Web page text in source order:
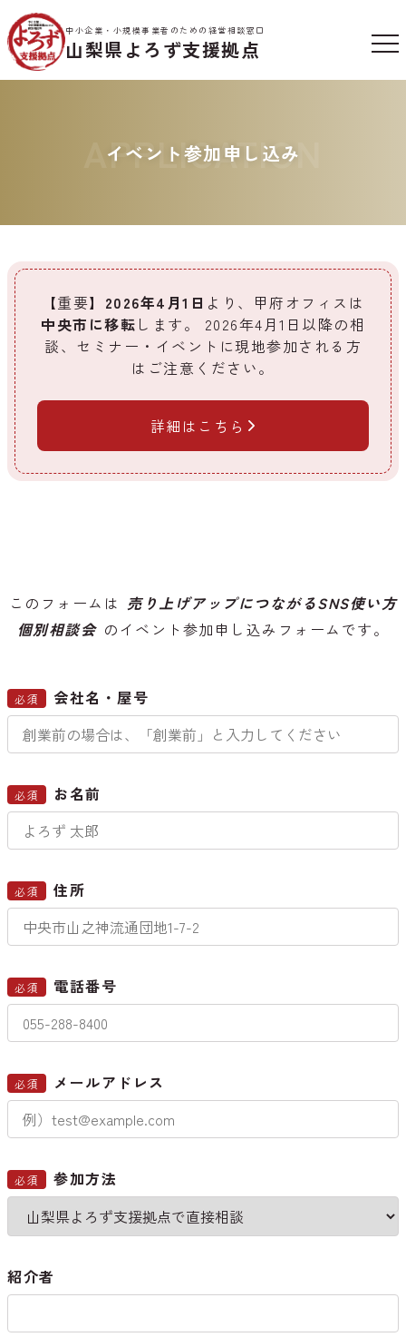
中小企業・小規模事業者のための経営相談窓口
山梨県よろず支援拠点
イベント参加申し込み
APPLICATION
【重要】 2026年4月1日 より、甲府オフィスは
中央市に移転 します。 2026年4月1日以降の相
談、セミナー・イベントに現地参加される方
はご注意ください。
詳細はこちら
このフォームは 売り上げアップにつながるSNS使い方
個別相談会 のイベント参加申し込みフォームです。
必須 会社名・屋号
必須 お名前
必須 住所
必須 電話番号
必須 メールアドレス
必須 参加方法
紹介者